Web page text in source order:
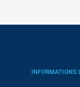
INFORMATIONS